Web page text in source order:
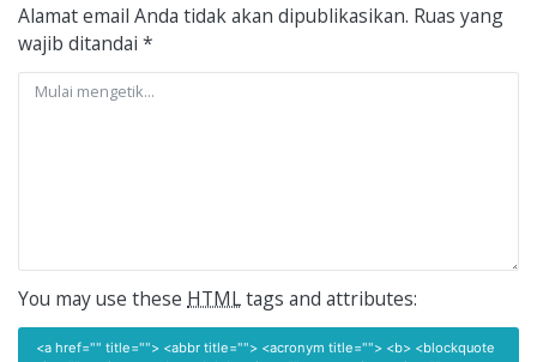
Alamat email Anda tidak akan dipublikasikan. Ruas yang
wajib ditandai *
You may use these HTMLtags and attributes:
<a href="" title=""> <abbr title=""> <acronym title=""> <b> <blockquote